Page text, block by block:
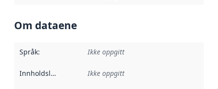
Om dataene
Språk: Ikke oppgitt
Innholdsleverandører :
Ikke oppgitt